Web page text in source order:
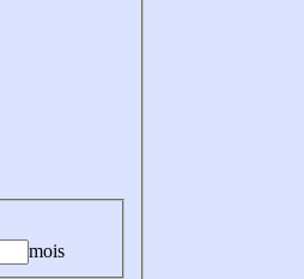
mois